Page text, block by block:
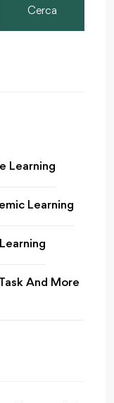
Cerca
Learning
Learning
And More